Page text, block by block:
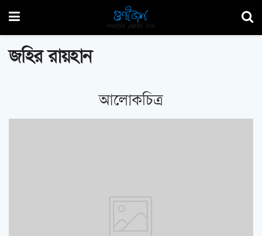
জহির রায়হান
আলোকচিত্র